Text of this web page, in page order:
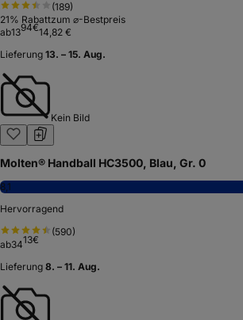
(189)
21% Rabattzum ⌀-Bestpreis
ab1394€14,82 €
Lieferung 13. – 15. Aug.
Kein Bild
Molten® Handball HC3500, Blau, Gr. 0
8,1
Hervorragend
(590)
ab3413€
Lieferung 8. – 11. Aug.